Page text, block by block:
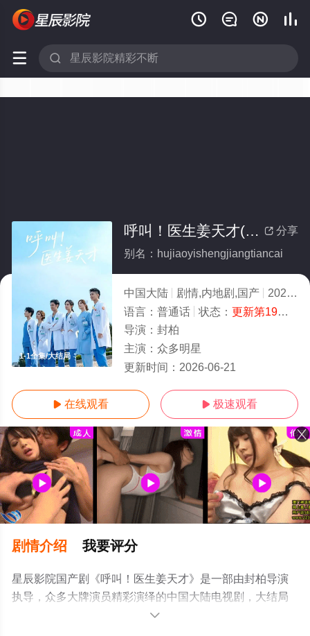
   
 
1-1全集/大结局
 分享
呼叫！医生姜天才(全集)
别名：hujiaoyishengjiangtiancai
中国大陆 剧情,内地剧,国产 2026
语言： 普通话 状态： 更新第19集
导演： 封柏
主演： 众多明星
更新时间： 2026-06-21
 在线观看  极速观看
剧情介绍 我要评分
星辰影院国产剧《呼叫！医生姜天才》是一部由封柏导演
执导，众多大牌演员精彩演绎的中国大陆电视剧，大结局
剧情已揭晓（1-1全集），超前点播免费观看高清无删减完
